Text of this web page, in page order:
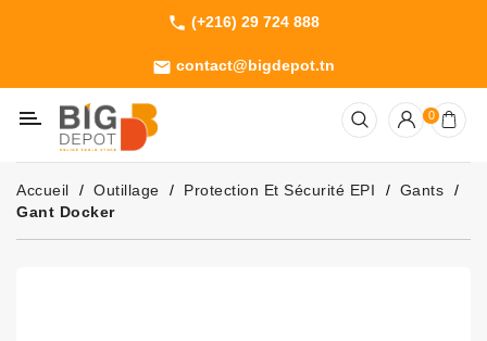
phone (+216) 29 724 888
email contact@bigdepot.tn
Machines
Outillage
Jardinage
Consommables
0
Accueil Outillage Protection Et Sécurité EPI
Gants
Gant Docker